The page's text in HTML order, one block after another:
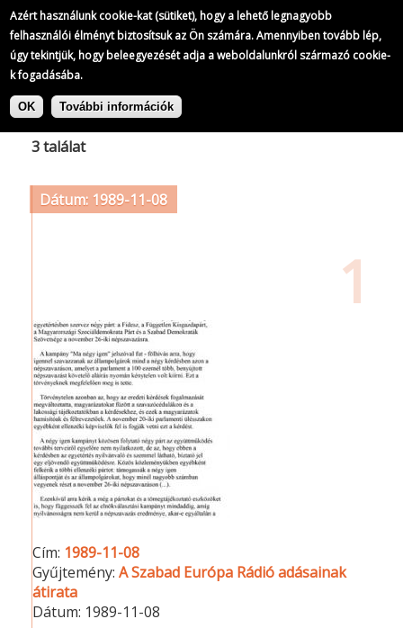
Azért használunk cookie-kat (sütiket), hogy a lehető legnagyobb
felhasználói élményt biztosítsuk az Ön számára. Amennyiben tovább lép,
úgy tekintjük, hogy beleegyezését adja a weboldalunkról származó cookie-
k fogadásába.
OK További információk
Ugrás
Címke: MATOLCSY György
3 találat
Dátum: 1989-11-08
1
Cím: 1989-11-08
Gyűjtemény:A Szabad Európa Rádió adásainak
átirata
Dátum: 1989-11-08